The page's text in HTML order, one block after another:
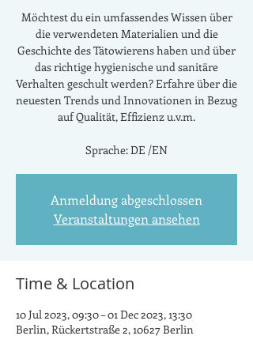
Möchtest du ein umfassendes Wissen über
die verwendeten Materialien und die
Geschichte des Tätowierens haben und über
das richtige hygienische und sanitäre
Verhalten geschult werden? Erfahre über die
neuesten Trends und Innovationen in Bezug
auf Qualität, Effizienz u.v.m.
Sprache: DE /EN
Anmeldung abgeschlossen
Veranstaltungen ansehen
Time & Location
10 Jul 2023, 09:30 – 01 Dec 2023, 13:30
Berlin, Rückertstraße 2, 10627 Berlin